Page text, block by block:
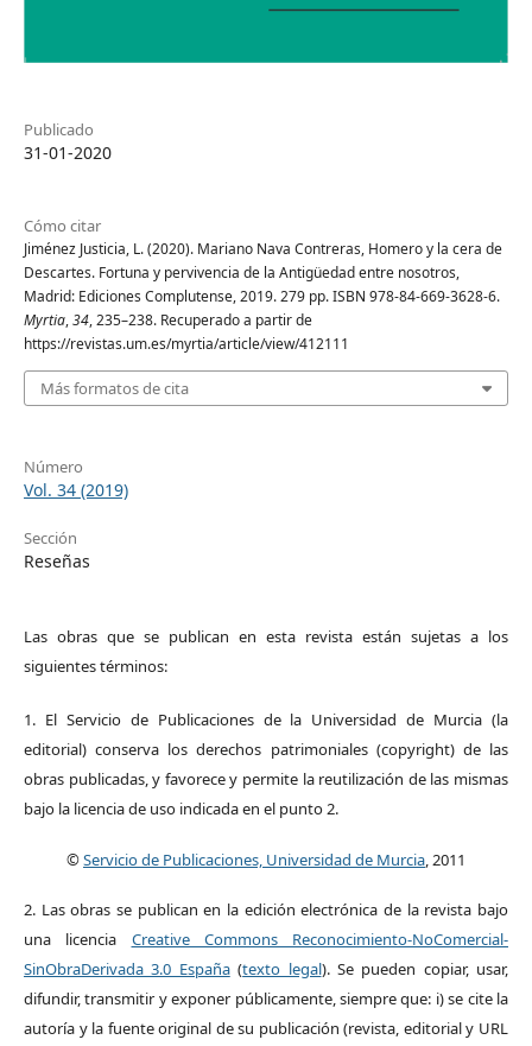
Publicado
31-01-2020
Cómo citar
Jiménez Justicia, L. (2020). Mariano Nava Contreras, Homero y la cera de
Descartes. Fortuna y pervivencia de la Antigüedad entre nosotros,
Madrid: Ediciones Complutense, 2019. 279 pp. ISBN 978-84-669-3628-6.
Myrtia,34, 235–238. Recuperado a partir de
https://revistas.um.es/myrtia/article/view/412111
Más formatos de cita
Número
Vol. 34 (2019)
Sección
Reseñas
Las obras que se publican en esta revista están sujetas a los
siguientes términos:
1. El Servicio de Publicaciones de la Universidad de Murcia (la
editorial) conserva los derechos patrimoniales (copyright) de las
obras publicadas, y favorece y permite la reutilización de las mismas
bajo la licencia de uso indicada en el punto 2.
©Servicio de Publicaciones, Universidad de Murcia, 2011
2. Las obras se publican en la edición electrónica de la revista bajo
una licencia Creative Commons Reconocimiento-NoComercial-
SinObraDerivada 3.0 España(texto legal). Se pueden copiar, usar,
difundir, transmitir y exponer públicamente, siempre que: i) se cite la
autoría y la fuente original de su publicación (revista, editorial y URL